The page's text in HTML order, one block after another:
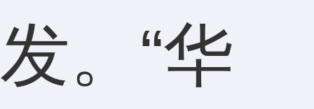
发。“华